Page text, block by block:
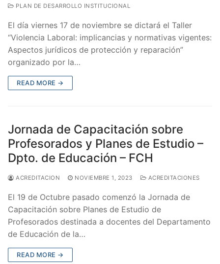
PLAN DE DESARROLLO INSTITUCIONAL
El día viernes 17 de noviembre se dictará el Taller
“Violencia Laboral: implicancias y normativas vigentes:
Aspectos jurídicos de protección y reparación”
organizado por la…
READ MORE →
Jornada de Capacitación sobre
Profesorados y Planes de Estudio –
Dpto. de Educación – FCH
ACREDITACION NOVIEMBRE 1, 2023 ACREDITACIONES
El 19 de Octubre pasado comenzó la Jornada de
Capacitación sobre Planes de Estudio de
Profesorados destinada a docentes del Departamento
de Educación de la…
READ MORE →